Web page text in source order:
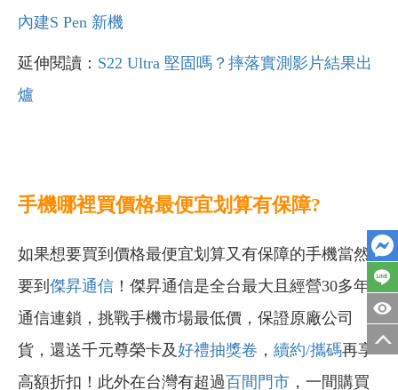
內建S Pen 新機
延伸閱讀： S22 Ultra 堅固嗎？摔落實測影片結果出
爐
手機哪裡買價格最便宜划算有保障?
如果想要買到價格最便宜划算又有保障的手機當然
要到 傑昇通信 ！傑昇通信是全台最大且經營30多年
通信連鎖，挑戰手機市場最低價，保證原廠公司
貨，還送千元尊榮卡及好禮抽獎卷 ， 續約/攜碼再享
高額折扣！此外在台灣有超過百間門市 ，一間購買